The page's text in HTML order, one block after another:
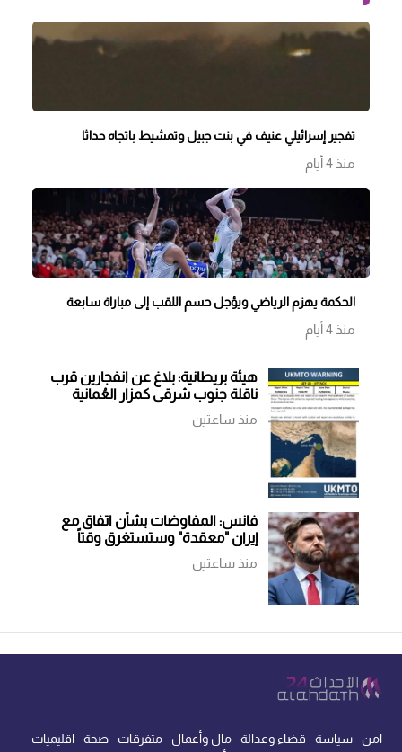
تفجير إسرائيلي عنيف في بنت جبيل وتمشيط باتجاه حداثا
منذ 4 أيام
الحكمة يهزم الرياضي ويؤجل حسم اللقب إلى مباراة سابعة
منذ 4 أيام
هيئة بريطانية: بلاغ عن انفجارين قرب
ناقلة جنوب شرقي كمزار العُمانية
منذ ساعتين
فانس: المفاوضات بشأن اتفاق مع
إيران "معقدة" وستستغرق وقتاً
منذ ساعتين
امن سياسة قضاء وعدالة مال وأعمال متفرقات صحة
اقليميات